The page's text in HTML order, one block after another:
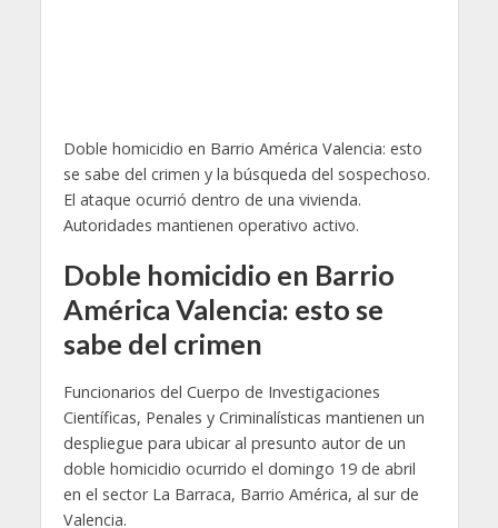
Doble homicidio en Barrio América Valencia: esto
se sabe del crimen y la búsqueda del sospechoso.
El ataque ocurrió dentro de una vivienda.
Autoridades mantienen operativo activo.
Doble homicidio en Barrio
América Valencia: esto se
sabe del crimen
Funcionarios del Cuerpo de Investigaciones
Científicas, Penales y Criminalísticas mantienen un
despliegue para ubicar al presunto autor de un
doble homicidio ocurrido el domingo 19 de abril
en el sector La Barraca, Barrio América, al sur de
Valencia.